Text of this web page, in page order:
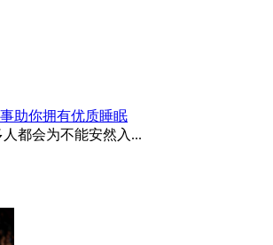
助你拥有优质睡眠
人都会为不能安然入...